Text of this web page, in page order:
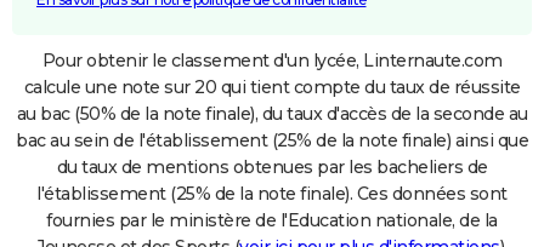
Pour obtenir le classement d'un lycée, Linternaute.com
calcule une note sur 20 qui tient compte du taux de réussite
au bac (50% de la note finale), du taux d'accès de la seconde au
bac au sein de l'établissement (25% de la note finale) ainsi que
du taux de mentions obtenues par les bacheliers de
l'établissement (25% de la note finale). Ces données sont
fournies par le ministère de l'Education nationale, de la